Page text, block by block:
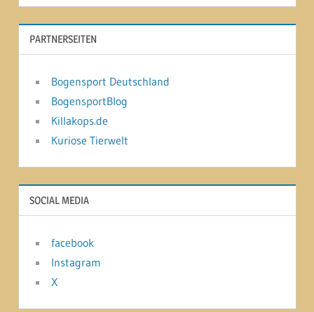
PARTNERSEITEN
Bogensport Deutschland
BogensportBlog
Killakops.de
Kuriose Tierwelt
SOCIAL MEDIA
facebook
Instagram
X